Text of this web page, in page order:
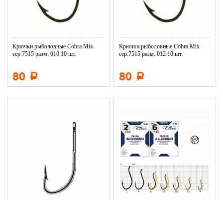
Крючки рыболовные Cobra Mix
сер.7515 разм. 010 10 шт.
80 Р
Крючки рыболовные Cobra Mix
сер.7515 разм. 012 10 шт.
80 Р